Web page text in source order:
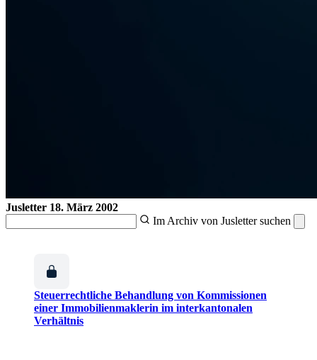
Jusletter 18. März 2002
Im Archiv von Jusletter suchen
Steuerrechtliche Behandlung von Kommissionen
einer Immobilienmaklerin im interkantonalen
Verhältnis